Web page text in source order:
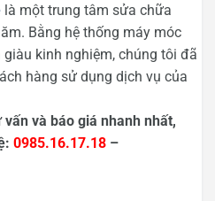
là một trung tâm sửa chữa
Bằng hệ thống máy móc
kinh nghiệm, chúng tôi đã
hàng sử dụng dịch vụ của
và báo giá nhanh nhất,
0985.16.17.18 –